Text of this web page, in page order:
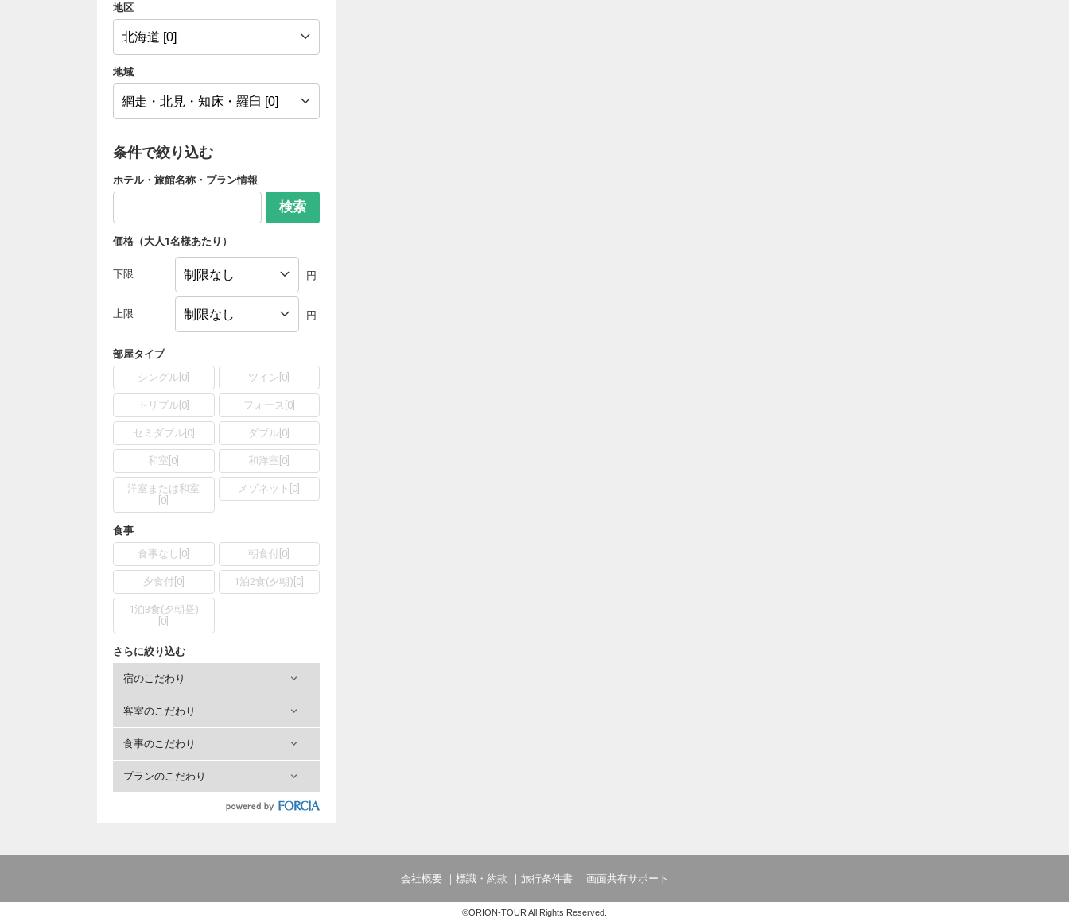
地区
地域
条件で絞り込む
ホテル・旅館名称・プラン情報
検索
価格（大人1名様あたり）
下限 円
上限 円
部屋タイプ
シングル 0 ツイン 0
トリプル 0 フォース 0]
セミダブル[ 0] ダブル 0
和室 0 和洋室 0
洋室または和室
0
メゾネット 0
食事
食事なし 0 朝食付 0
夕食付 0] 1泊2食(夕朝) 0
1泊3食(夕朝昼)
0
さらに絞り込む
宿のこだわり
客室のこだわり
食事のこだわり
プランのこだわり
会社概要 標識・約款 旅行条件書 画面共有サポート
©ORION-TOUR All Rights Reserved.